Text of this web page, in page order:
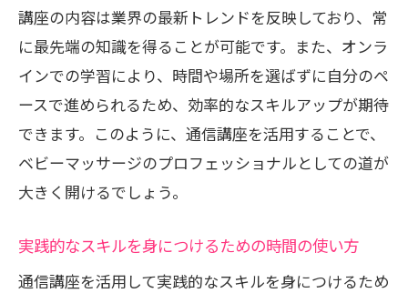
講座の内容は業界の最新トレンドを反映しており、常
に最先端の知識を得ることが可能です。また、オンラ
インでの学習により、時間や場所を選ばずに自分のペ
ースで進められるため、効率的なスキルアップが期待
できます。このように、通信講座を活用することで、
ベビーマッサージのプロフェッショナルとしての道が
大きく開けるでしょう。
実践的なスキルを身につけるための時間の使い方
通信講座を活用して実践的なスキルを身につけるため